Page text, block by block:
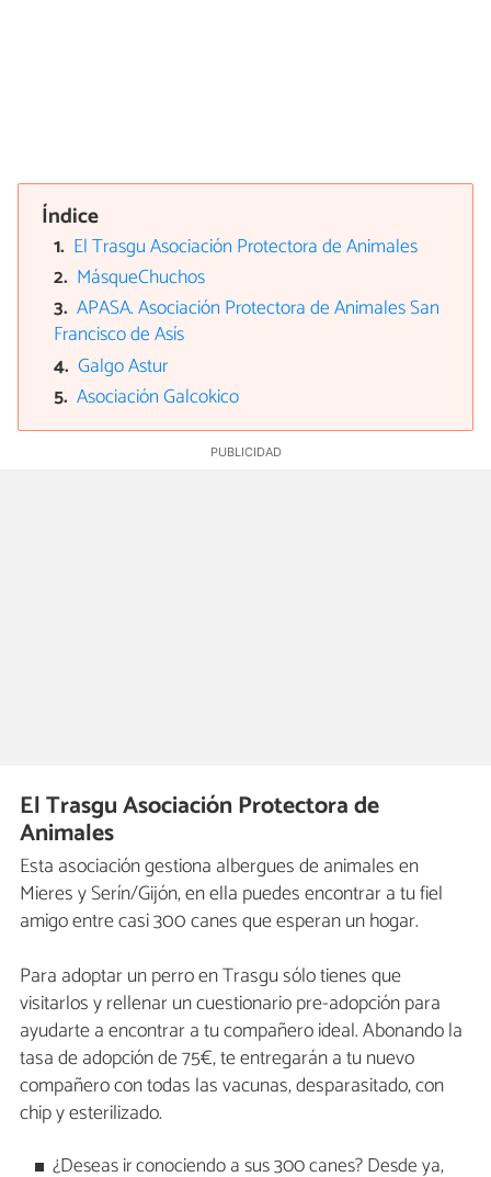
Índice
El Trasgu Asociación Protectora de Animales
MásqueChuchos
APASA. Asociación Protectora de Animales San
Francisco de Asís
Galgo Astur
Asociación Galcokico
El Trasgu Asociación Protectora de
Animales
Esta asociación gestiona albergues de animales en
Mieres y Serín/Gijón, en ella puedes encontrar a tu fiel
amigo entre casi 300 canes que esperan un hogar.
Para adoptar un perro en Trasgu sólo tienes que
visitarlos y rellenar un cuestionario pre-adopción para
ayudarte a encontrar a tu compañero ideal. Abonando la
tasa de adopción de 75€, te entregarán a tu nuevo
compañero con todas las vacunas, desparasitado, con
chip y esterilizado.
¿Deseas ir conociendo a sus 300 canes? Desde ya,